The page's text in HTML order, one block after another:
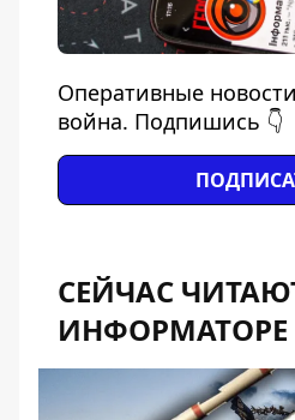
Оперативные
война. Подпишись 👇
СЕЙЧАС
ИНФОРМАТОРЕ